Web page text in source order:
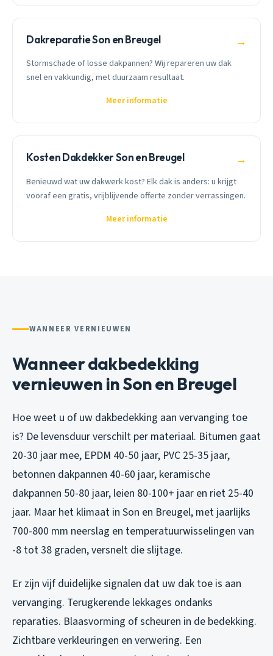
Dakreparatie Son en Breugel →
Stormschade of losse dakpannen? Wij repareren uw dak
snel en vakkundig, met duurzaam resultaat.
Meer informatie
Kosten Dakdekker Son en Breugel →
Benieuwd wat uw dakwerk kost? Elk dak is anders: u krijgt
vooraf een gratis, vrijblijvende offerte zonder verrassingen.
Meer informatie
WANNEER VERNIEUWEN
Wanneer dakbedekking
vernieuwen in Son en Breugel
Hoe weet u of uw dakbedekking aan vervanging toe
is? De levensduur verschilt per materiaal. Bitumen gaat
20-30 jaar mee, EPDM 40-50 jaar, PVC 25-35 jaar,
betonnen dakpannen 40-60 jaar, keramische
dakpannen 50-80 jaar, leien 80-100+ jaar en riet 25-40
jaar. Maar het klimaat in Son en Breugel, met jaarlijks
700-800 mm neerslag en temperatuurwisselingen van
-8 tot 38 graden, versnelt die slijtage.
Er zijn vijf duidelijke signalen dat uw dak toe is aan
vervanging. Terugkerende lekkages ondanks
reparaties. Blaasvorming of scheuren in de bedekking.
Zichtbare verkleuringen en verwering. Een